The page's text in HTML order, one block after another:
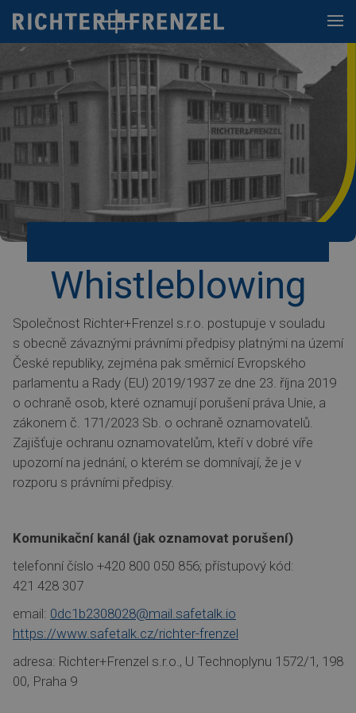
content
Whistleblowing
Společnost Richter+Frenzel s.r.o. postupuje v souladu
s obecně závaznými právními předpisy platnými na území
České republiky, zejména pak směrnicí Evropského
parlamentu a Rady (EU) 2019/1937 ze dne 23. října 2019
o ochraně osob, které oznamují porušení práva Unie, a
zákonem č. 171/2023 Sb. o ochraně oznamovatelů.
Zajišťuje ochranu oznamovatelům, kteří v dobré víře
upozorní na jednání, o kterém se domnívají, že je v
rozporu s právními předpisy.
Komunikační kanál (jak oznamovat porušení)
telefonní číslo +420 800 050 856; přístupový kód:
421 428 307
email: 0dc1b2308028@mail.safetalk.io
https://www.safetalk.cz/richter-frenzel
adresa: Richter+Frenzel s.r.o., U Technoplynu 1572/1, 198
00, Praha 9